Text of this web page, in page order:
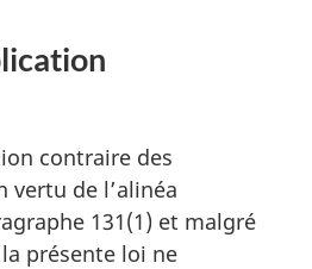
contraire des
vertu de l’alinéa
131(1) et malgré
présente loi ne